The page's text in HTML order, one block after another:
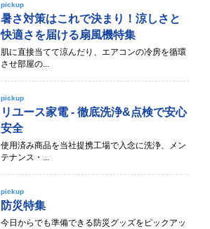
pickup
暑さ対策はこれで決まり！涼しさと
快適さを届ける扇風機特集
肌に直接当てて涼んだり、エアコンの冷房を循環
させ部屋の...
pickup
リユース家電 - 徹底洗浄&点検で安心
安全
使用済み商品を当社提携工場で入念に洗浄、メン
テナンス・...
pickup
防災特集
今日からでも準備できる防災グッズをピックアッ